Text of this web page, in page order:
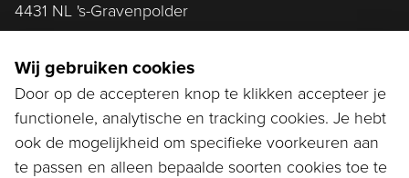
4431 NL 's-Gravenpolder
Ga naar...
Bestellen
Wij gebruiken cookies
Door op de accepteren knop te klikken accepteer je
functionele, analytische en tracking cookies. Je hebt
ook de mogelijkheid om specifieke voorkeuren aan
te passen en alleen bepaalde soorten cookies toe te